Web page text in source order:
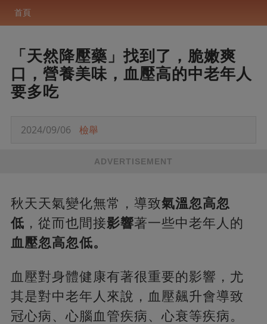
首頁
「天然降壓藥」找到了，脆嫩爽
口，營養美味，血壓高的中老年人
要多吃
2024/09/06 檢舉
ADVERTISEMENT
秋天天氣變化無常，導致氣溫忽高忽
低 ，從而也間接影響著一些中老年人的
血壓忽高忽低。
血壓對身體健康有著很重要的影響，尤
其是對中老年人來說，血壓飆升會導致
冠心病、心腦血管疾病、心衰等疾病。